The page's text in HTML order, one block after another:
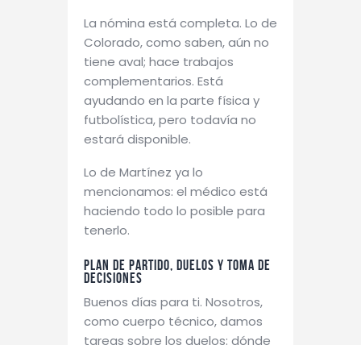
La nómina está completa. Lo de
Colorado, como saben, aún no
tiene aval; hace trabajos
complementarios. Está
ayudando en la parte física y
futbolística, pero todavía no
estará disponible.
Lo de Martínez ya lo
mencionamos: el médico está
haciendo todo lo posible para
tenerlo.
Plan de partido, duelos y toma de
decisiones
Buenos días para ti. Nosotros,
como cuerpo técnico, damos
tareas sobre los duelos: dónde